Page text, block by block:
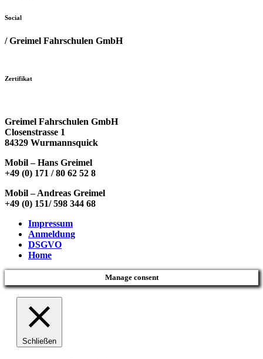
Social
/ Greimel Fahrschulen GmbH
Zertifikat
Greimel Fahrschulen GmbH
Closenstrasse 1
84329 Wurmannsquick
Mobil – Hans Greimel
+49 (0) 171 / 80 62 52 8
Mobil – Andreas Greimel
+49 (0) 151/ 598 344 68
Impressum
Anmeldung
DSGVO
Home
Manage consent
Schließen